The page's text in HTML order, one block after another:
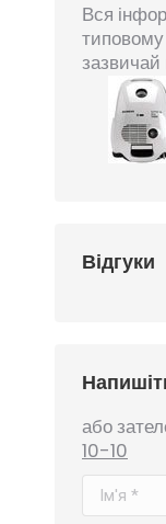
Вся
зазвичай
Відгуки
або
10-10
Ім'я *